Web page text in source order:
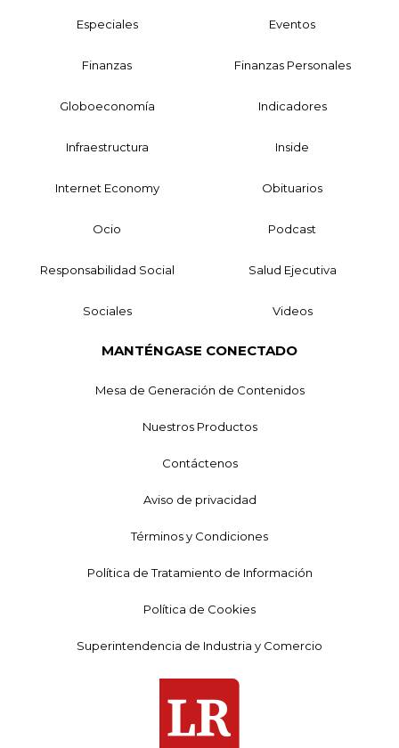
Especiales Eventos
Finanzas Finanzas Personales
Globoeconomía Indicadores
Infraestructura Inside
Internet Economy Obituarios
Ocio Podcast
Responsabilidad Social Salud Ejecutiva
Sociales Videos
MANTÉNGASE CONECTADO
Mesa de Generación de Contenidos
Nuestros Productos
Contáctenos
Aviso de privacidad
Términos y Condiciones
Política de Tratamiento de Información
Política de Cookies
Superintendencia de Industria y Comercio